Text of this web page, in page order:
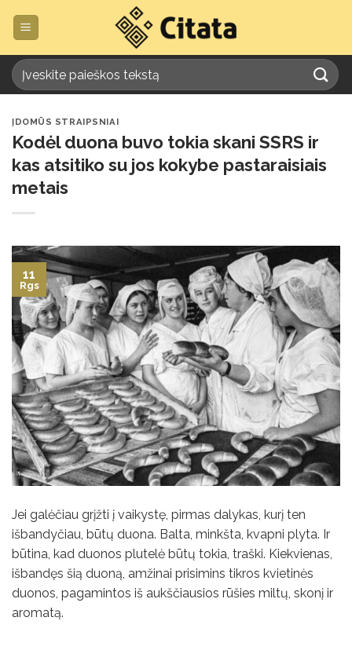
ĮDOMŪS STRAIPSNIAI
Kodėl duona buvo tokia skani SSRS ir
kas atsitiko su jos kokybe pastaraisiais
metais
11
Rgs
Jei galėčiau grįžti į vaikystę, pirmas dalykas, kurį ten
išbandyčiau, būtų duona. Balta, minkšta, kvapni plyta. Ir
būtina, kad duonos plutelė būtų tokia, traški. Kiekvienas,
išbandęs šią duoną, amžinai prisimins tikros kvietinės
duonos, pagamintos iš aukščiausios rūšies miltų, skonį ir
aromatą.